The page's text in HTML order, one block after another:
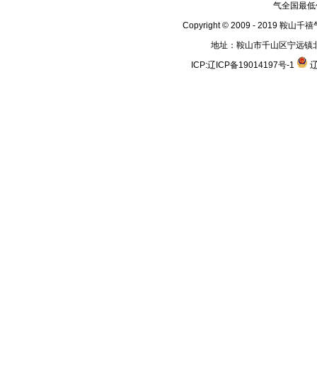
气全国最
Copyright © 2009 - 2019 鞍山千禧
地址：鞍山市千山区宁远
ICP:辽ICP备19014197号-1